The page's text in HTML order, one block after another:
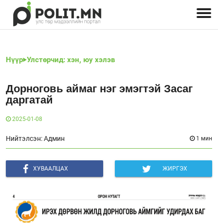
Нүүр Улстөрчид: хэн, юу хэлэв
Дорноговь аймаг нэг эмэгтэй Засаг
даргатай
2025-01-08
Нийтэлсэн: Админ 1 мин
ХУВААЛЦАХ ЖИРГЭХ